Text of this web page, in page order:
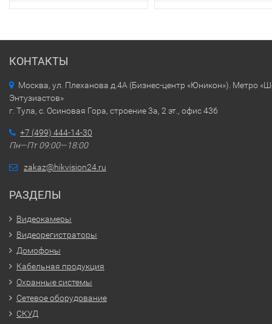
КОНТАКТЫ
Москва, ул. Плеханова д.4А (Бизнес-центр «Юникон»). Метро
Энтузиастов»
г. Тула, с. Осиновая Гора, строение 3а, 2 эт., офис 436
+7 (499) 444-14-30
Пн—Пт 09:00—18:00
zakaz@hikvision24.ru
РАЗДЕЛЫ
Видеокамеры
Видеорегистраторы
Домофоны
Кабельная продукция
Охранные системы
Сетевое оборудование
СКУД